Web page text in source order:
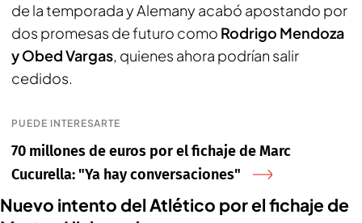
de la temporada y Alemany acabó apostando por
dos promesas de futuro como Rodrigo Mendoza
y Obed Vargas, quienes ahora podrían salir
cedidos.
PUEDE INTERESARTE
70 millones de euros por el fichaje de Marc
Cucurella: "Ya hay conversaciones"
Nuevo intento del Atlético por el fichaje de